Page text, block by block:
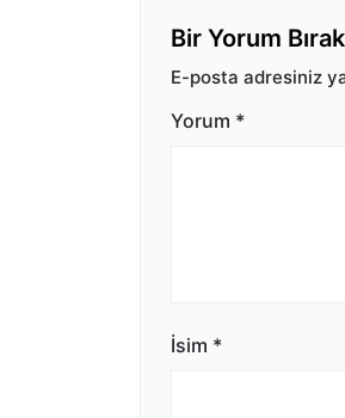
Bir Yorum
E-posta adresiniz
Yorum *
İsim *